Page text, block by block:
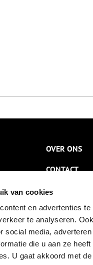
van cookies
en advertenties
te analyseren.
social media,
die u aan ze
U gaat akkoord met
OVER ONS
CONTACT
NIEUWSBRIEF
DISCLAIMER
PRIVACY